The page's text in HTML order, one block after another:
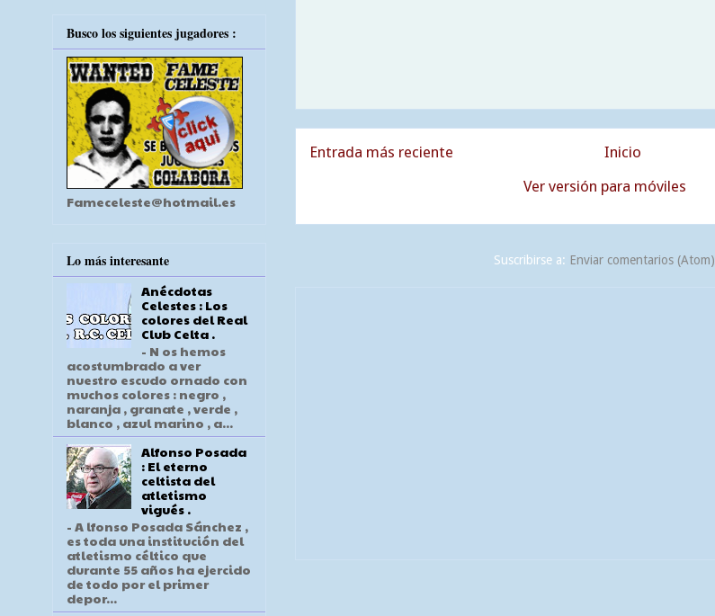
Entrada más reciente
Inicio
Ver versión para móviles
Suscribirse a: Enviar comentarios (Atom)
Busco los siguientes jugadores :
Fameceleste@hotmail.es
Lo más interesante
Anécdotas
Celestes : Los
colores del Real
Club Celta .
- N os hemos
acostumbrado a ver
nuestro escudo ornado con
muchos colores : negro ,
naranja , granate , verde ,
blanco , azul marino , a...
Alfonso Posada
: El eterno
celtista del
atletismo
vigués .
- A lfonso Posada Sánchez ,
es toda una institución del
atletismo céltico que
durante 55 años ha ejercido
de todo por el primer
depor...